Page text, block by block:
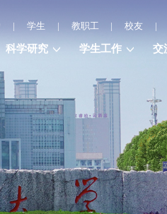
| 学生 | 教职工 | 校友 |
科学研究 学生工作 交